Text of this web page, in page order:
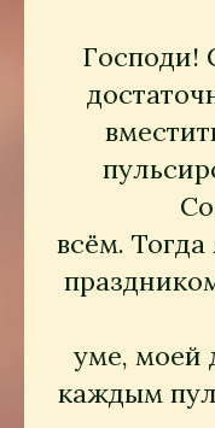
Господи!
всём.
уме, моей
каждым